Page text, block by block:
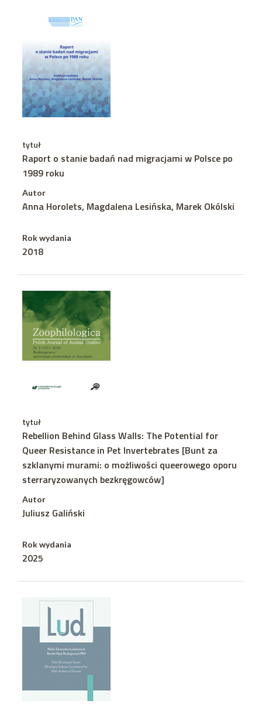
tytuł
Raport o stanie badań nad migracjami w Polsce po
1989 roku
Autor
Anna Horolets, Magdalena Lesińska, Marek Okólski
Rok wydania
2018
tytuł
Rebellion Behind Glass Walls: The Potential for
Queer Resistance in Pet Invertebrates [Bunt za
szklanymi murami: o możliwości queerowego oporu
sterraryzowanych bezkręgowców]
Autor
Juliusz Galiński
Rok wydania
2025